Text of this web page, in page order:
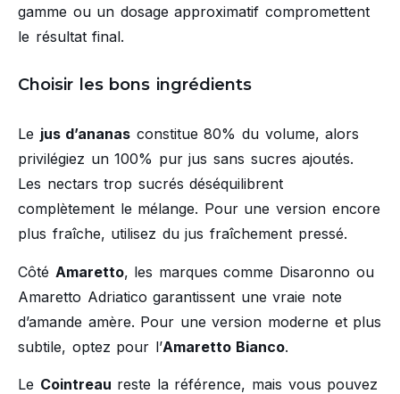
gamme ou un dosage approximatif compromettent
le résultat final.
Choisir les bons ingrédients
Le jus d’ananas constitue 80% du volume, alors
privilégiez un 100% pur jus sans sucres ajoutés.
Les nectars trop sucrés déséquilibrent
complètement le mélange. Pour une version encore
plus fraîche, utilisez du jus fraîchement pressé.
Côté Amaretto, les marques comme Disaronno ou
Amaretto Adriatico garantissent une vraie note
d’amande amère. Pour une version moderne et plus
subtile, optez pour l’Amaretto Bianco.
Le Cointreau reste la référence, mais vous pouvez